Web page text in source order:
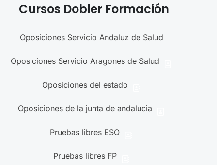
Cursos Dobler Formación
Oposiciones Servicio Andaluz de Salud
Oposiciones Servicio Aragones de Salud
Oposiciones del estado
Oposiciones de la junta de andalucia
Pruebas libres ESO
Pruebas libres FP